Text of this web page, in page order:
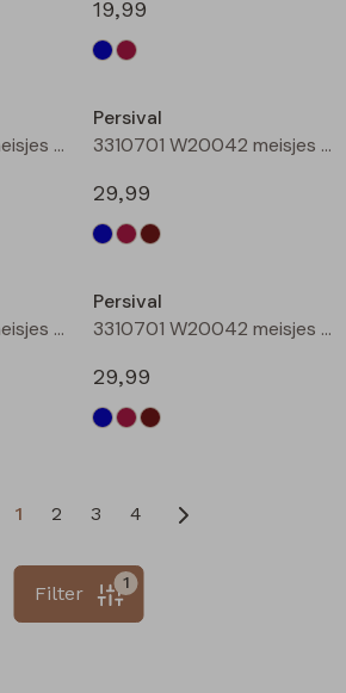
19,99
3310805 W20100 meisjes rok kort Bordeaux
Persival
3310701 W20042 meisjes Jurk Marine
29,99
3310701 W20042 meisjes Jurk Bordeaux
Persival
3310701 W20042 meisjes Jurk Bruin donker
29,99
1 2 3 4
1
Filter